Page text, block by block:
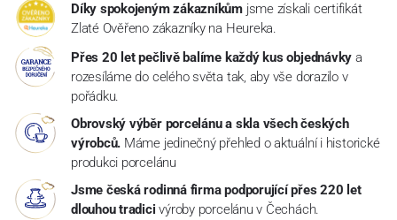
Díky spokojeným zákazníkům jsme získali certifikát
Zlaté Ověřeno zákazníky na Heureka.
Přes 20 let pečlivě balíme každý kus objednávky a
rozesíláme do celého světa tak, aby vše dorazilo v
pořádku.
Obrovský výběr porcelánu a skla všech českých
výrobců. Máme jedinečný přehled o aktuální i historické
produkci porcelánu
Jsme česká rodinná firma podporující přes 220 let
dlouhou tradici výroby porcelánu v Čechách.